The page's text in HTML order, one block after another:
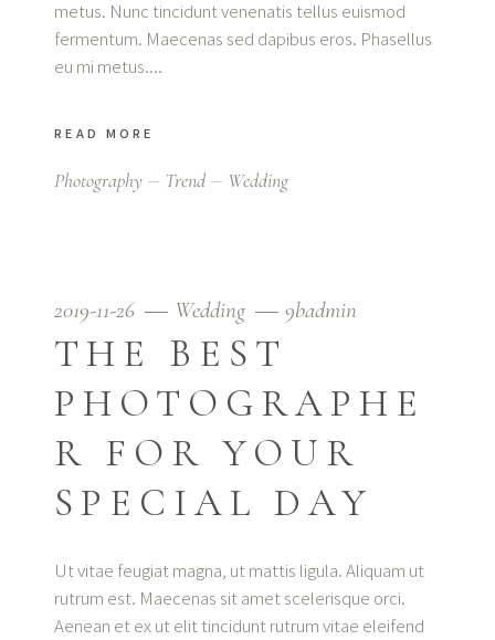
metus. Nunc tincidunt venenatis tellus euismod
fermentum. Maecenas sed dapibus eros. Phasellus
eu mi metus.
READ MORE
Photography Trend Wedding
2019-11-26 Wedding 9badmin
THE BEST
PHOTOGRAPHE
R FOR YOUR
SPECIAL DAY
Ut vitae feugiat magna, ut mattis ligula. Aliquam ut
rutrum est. Maecenas sit amet scelerisque orci.
Aenean et ex ut elit tincidunt rutrum vitae eleifend